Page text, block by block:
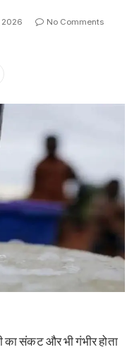
2026
No Comments
का संकट और भी गंभीर होता